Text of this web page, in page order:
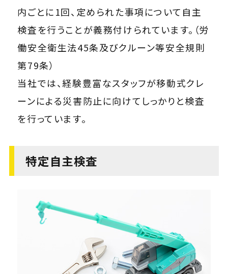
内ごとに1回、定められた事項について自主
検査を行うことが義務付けられています。（労
働安全衛生法45条及びクルーン等安全規則
第79条）
当社では、経験豊富なスタッフが移動式クレ
ーンによる災害防止に向けてしっかりと検査
を行っています。
特定自主検査